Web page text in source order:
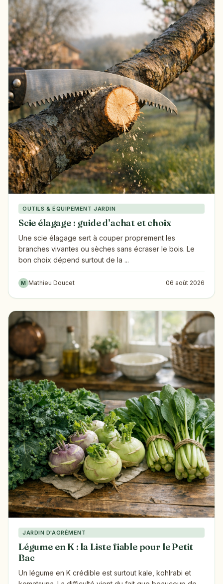
OUTILS & ÉQUIPEMENT JARDIN
Scie élagage : guide d’achat et choix
Une scie élagage sert à couper proprement les
branches vivantes ou sèches sans écraser le bois. Le
bon choix dépend surtout de la ...
M Mathieu Doucet 06 août 2026
JARDIN D'AGRÉMENT
Légume en K : la Liste fiable pour le Petit
Bac
Un légume en K crédible est surtout kale, kohlrabi et